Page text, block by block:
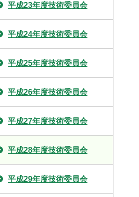
平成23年度技術委員会
平成24年度技術委員会
平成25年度技術委員会
平成26年度技術委員会
平成27年度技術委員会
平成28年度技術委員会
平成29年度技術委員会